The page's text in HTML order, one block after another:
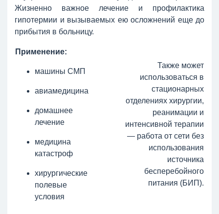
Жизненно важное лечение и профилактика
гипотермии и вызываемых ею осложнений еще до
прибытия в больницу.
Применение:
машины СМП
авиамедицина
домашнее
лечение
медицина
катастроф
хирургические
полевые
условия
Также может
использоваться в
стационарных
отделениях хирургии,
реанимации и
интенсивной терапии
— работа от сети без
использования
источника
бесперебойного
питания (БИП).